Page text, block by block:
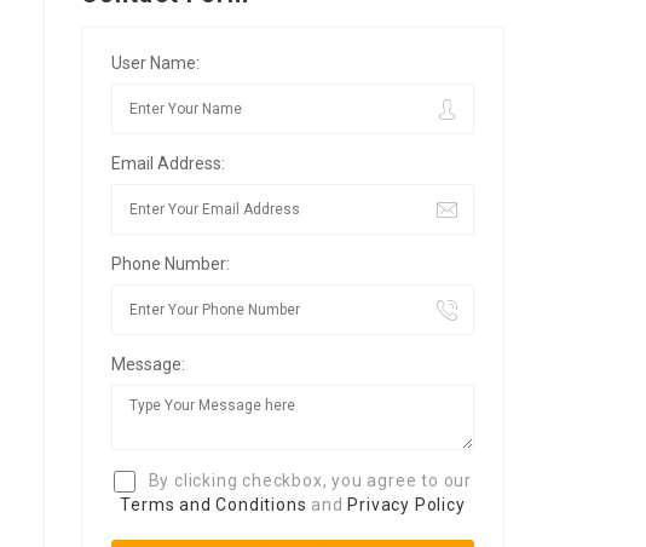
User Name:
Email Address:
Phone Number:
Message:
By clicking checkbox, you agree to our
Terms and Conditions and Privacy Policy